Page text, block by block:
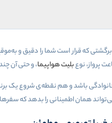
که قرار است شما را دقیق و
پرواز، نوعبلیت هواپیما، و حتی آن
باشد و هم نقطه‌ی شروع یک
همان اطمینانی را بدهد که